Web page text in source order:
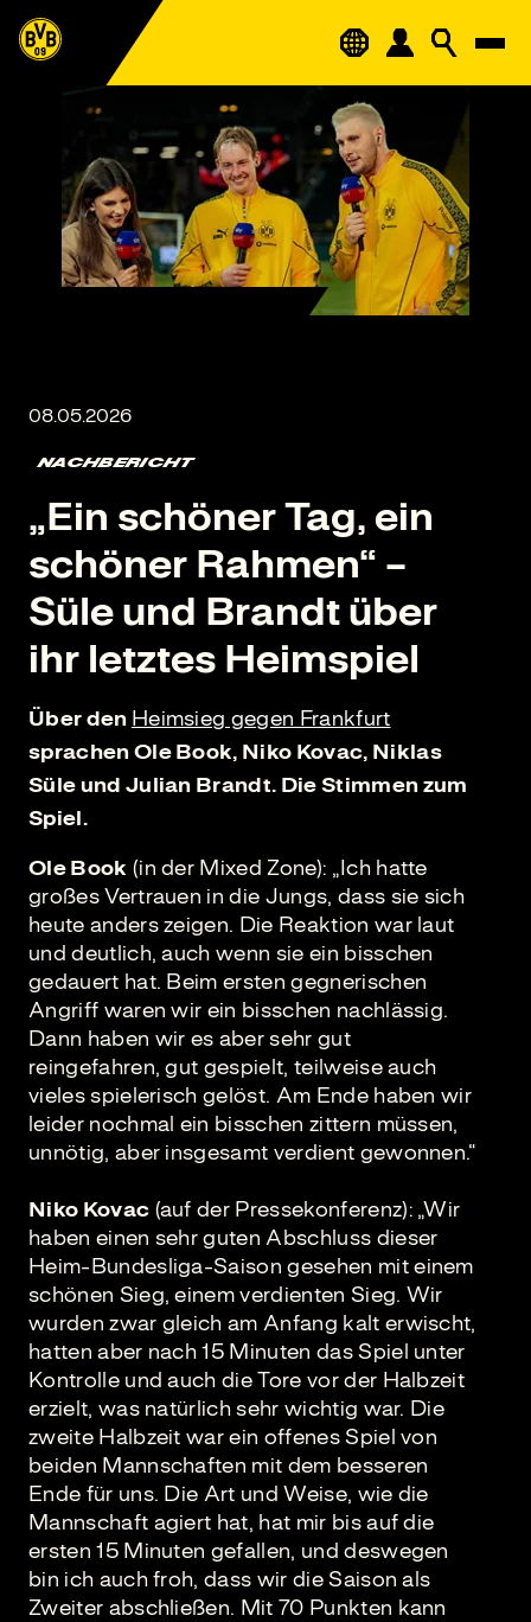
NACHBERICHT
„Ein schöner Tag, ein
schöner Rahmen“ –
Süle und Brandt über
ihr letztes Heimspiel
Über den Heimsieg gegen Frankfurt
sprachen Ole Book, Niko Kovac, Niklas
Süle und Julian Brandt. Die Stimmen zum
Spiel.
Ole Book (in der Mixed Zone): „Ich hatte
großes Vertrauen in die Jungs, dass sie sich
heute anders zeigen. Die Reaktion war laut
und deutlich, auch wenn sie ein bisschen
gedauert hat. Beim ersten gegnerischen
Angriff waren wir ein bisschen nachlässig.
Dann haben wir es aber sehr gut
reingefahren, gut gespielt, teilweise auch
vieles spielerisch gelöst. Am Ende haben wir
leider nochmal ein bisschen zittern müssen,
unnötig, aber insgesamt verdient gewonnen.“
Niko Kovac (auf der Pressekonferenz): „Wir
haben einen sehr guten Abschluss dieser
Heim-Bundesliga-Saison gesehen mit einem
schönen Sieg, einem verdienten Sieg. Wir
wurden zwar gleich am Anfang kalt erwischt,
hatten aber nach 15 Minuten das Spiel unter
Kontrolle und auch die Tore vor der Halbzeit
erzielt, was natürlich sehr wichtig war. Die
zweite Halbzeit war ein offenes Spiel von
beiden Mannschaften mit dem besseren
Ende für uns. Die Art und Weise, wie die
Mannschaft agiert hat, hat mir bis auf die
ersten 15 Minuten gefallen, und deswegen
bin ich auch froh, dass wir die Saison als
Zweiter abschließen. Mit 70 Punkten kann